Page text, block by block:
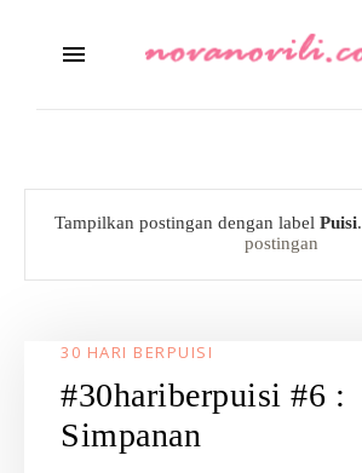
Tampilkan postingan dengan labelPuisi.
postingan
30 HARI BERPUISI
#30hariberpuisi #6 :
Simpanan